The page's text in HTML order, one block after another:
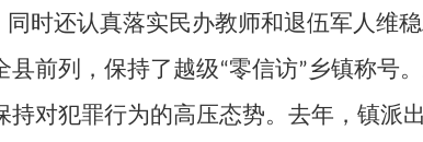
同时还认真落实民办教师和退伍军人维
前列，保持了越级“零信访”乡镇称号。
持对犯罪行为的高压态势。去年，镇派